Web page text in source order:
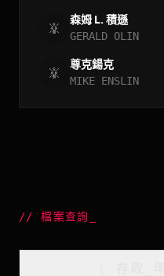
森姆 L. 積遜
GERALD OLIN
尊克鍚克
MIKE ENSLIN
//檔案查詢